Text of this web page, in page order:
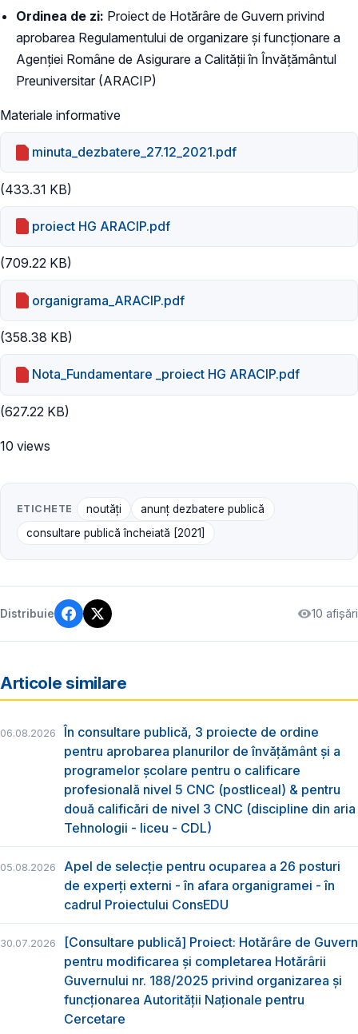
Ordinea de zi: Proiect de Hotărâre de Guvern privind
aprobarea Regulamentului de organizare și funcționare a
Agenției Române de Asigurare a Calității în Învățământul
Preuniversitar (ARACIP)
Materiale informative
minuta_dezbatere_27.12_2021.pdf
(433.31 KB)
proiect HG ARACIP.pdf
(709.22 KB)
organigrama_ARACIP.pdf
(358.38 KB)
Nota_Fundamentare _proiect HG ARACIP.pdf
(627.22 KB)
10 views
ETICHETE noutăți
anunț dezbatere publică
consultare publică încheiată [2021]
Distribuie 10 afișări
Articole similare
06.08.2026
În consultare publică, 3 proiecte de ordine
pentru aprobarea planurilor de învățământ și a
programelor școlare pentru o calificare
profesională nivel 5 CNC (postliceal) & pentru
două calificări de nivel 3 CNC (discipline din aria
Tehnologii - liceu - CDL)
05.08.2026
Apel de selecție pentru ocuparea a 26 posturi
de experți externi - în afara organigramei - în
cadrul Proiectului ConsEDU
30.07.2026
[Consultare publică] Proiect: Hotărâre de Guvern
pentru modificarea și completarea Hotărârii
Guvernului nr. 188/2025 privind organizarea şi
funcţionarea Autorităţii Naţionale pentru
Cercetare